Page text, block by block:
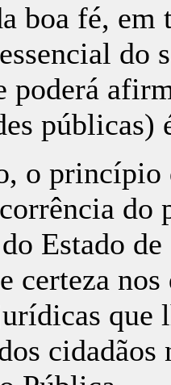
boa fé, em
do
poderá
públicas)
o princípio
Estado
certeza nos
que